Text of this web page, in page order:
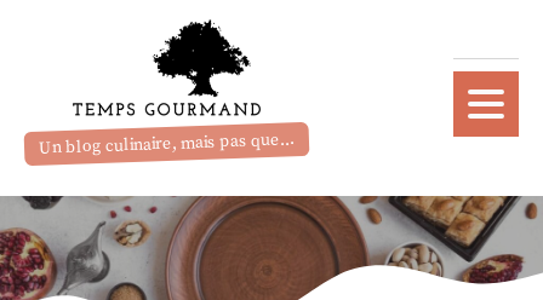
Un blog culinaire, mais pas que...